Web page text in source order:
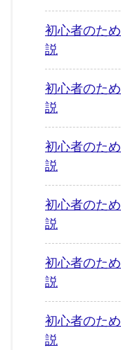
初心者のた
説
初心者のた
説
初心者のた
説
初心者のた
説
初心者のた
説
初心者のた
説